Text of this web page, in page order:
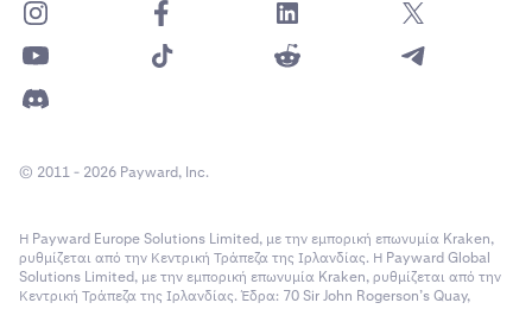
© 2011 - 2026 Payward, Inc.
Η Payward Europe Solutions Limited, με την εμπορική επωνυμία Kraken,
ρυθμίζεται από την Κεντρική Τράπεζα της Ιρλανδίας. Η Payward Global
Solutions Limited, με την εμπορική επωνυμία Kraken, ρυθμίζεται από την
Κεντρική Τράπεζα της Ιρλανδίας. Έδρα: 70 Sir John Rogerson’s Quay,